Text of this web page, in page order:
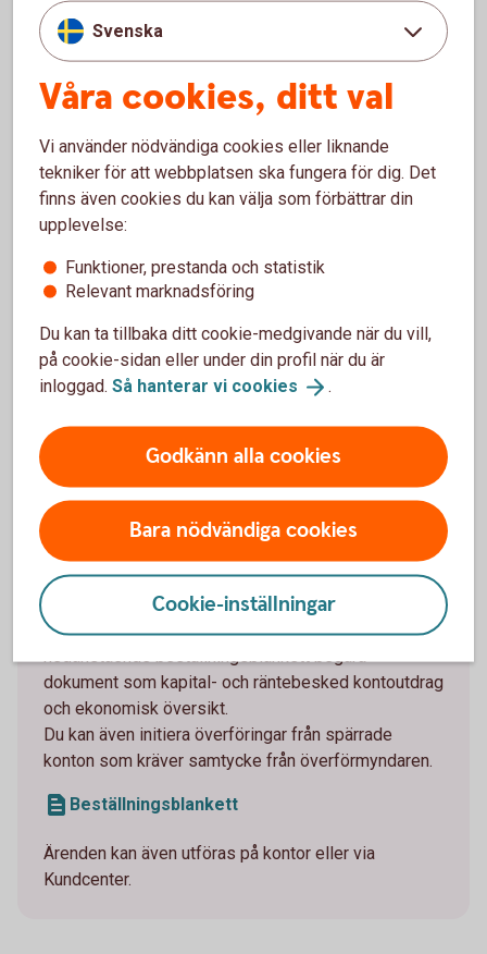
papper/behörighetshandlingar:
- Registerutdrag om godmanskap från en
överförmyndare
- Dom (beslut) från tingsrätten
Dokumenten kan vara kopior.
Frågor kring ansökningsprocessen?
Om du har frågor rörande ansökningsprocessen -
kommun.
Göra ärenden åt huvudmannen
I första hand rekommenderar vi dig som är god man
eller förvaltare att göra ärenden åt huvudmannen,
online i din egen internetbank eller app. Detta är
möjligt efter besöket på kontoret, där tjänsterna
kopplas ihop mellan gode mannen/förvaltaren och
huvudmannen.
Efter ditt besök hos oss kan du enkelt via
dokument som kapital- och räntebesked kontoutdrag
och ekonomisk översikt.
Du kan även initiera överföringar från spärrade
konton som kräver samtycke från överförmyndaren.
Beställningsblankett
Ärenden kan även utföras på kontor eller via
Kundcenter.
Svenska
Våra cookies, ditt val
Vi använder nödvändiga cookies eller liknande
tekniker för att webbplatsen ska fungera för dig. Det
finns även cookies du kan välja som förbättrar din
upplevelse:
Funktioner, prestanda och statistik
Relevant marknadsföring
Du kan ta tillbaka ditt cookie-medgivande när du vill,
på cookie-sidan eller under din profil när du är
inloggad. Så hanterar vi cookies .
Godkänn alla cookies
Bara nödvändiga cookies
Cookie-inställningar